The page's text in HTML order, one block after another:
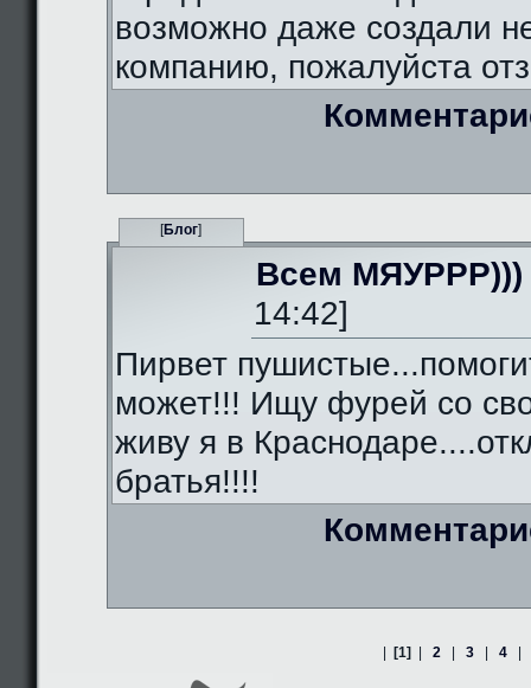
возможно даже создали
компанию, пожалуйста
[Блог]
Всем МЯУРРР)))
14:42]
Пирвет
может!!! Ищу фурей со
живу я в
братья!!!!
[1] 2 3 4